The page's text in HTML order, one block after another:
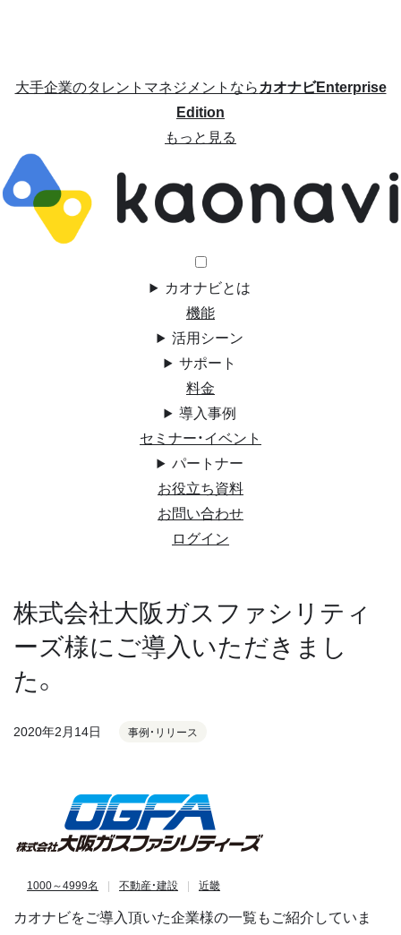
大手企業のタレントマネジメントならカオナビEnterprise
Edition
もっと見る
カオナビとは
機能
活用シーン
サポート
料金
導入事例
セミナー・イベント
パートナー
お役立ち資料
お問い合わせ
ログイン
株式会社大阪ガスファシリティ
ーズ様にご導入いただきまし
た。
2020年2月14日 事例・リリース
1000～4999名 不動産・建設 近畿
カオナビをご導入頂いた企業様の一覧もご紹介していま